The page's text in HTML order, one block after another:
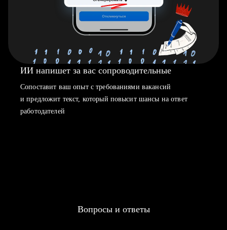
ИИ напишет за вас сопроводительные
Сопоставит ваш опыт с требованиями вакансий
и предложит текст, который повысит шансы на ответ
работодателей
Вопросы и ответы